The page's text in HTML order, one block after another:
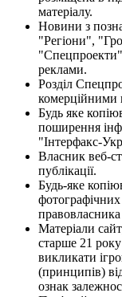
матеріалу.
Новини з
"Регіони",
реклами.
Розділ
комерційними
Будь яке
поширення
"Інтерфакс-
Власник веб-
публікації.
Будь-яке
фотографічних
Матеріали
старше 21
викликати
(принципів)
ознак